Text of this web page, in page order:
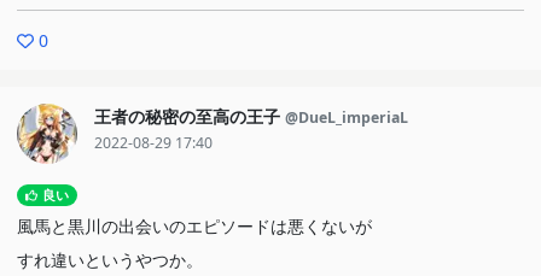
0
王者の秘密の至高の王子 @DueL_imperiaL
2022-08-29 17:40
良い
風馬と黒川の出会いのエピソードは悪くないが
すれ違いというやつか。